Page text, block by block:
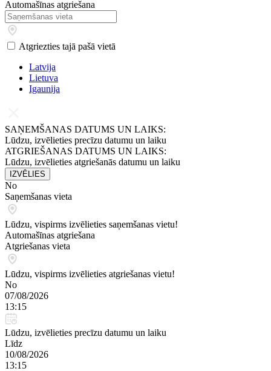
Automašīnas atgriešana
Atgriezties tajā pašā vietā
Latvijа
Lietuva
Igaunija
SAŅEMŠANAS DATUMS UN LAIKS:
Lūdzu, izvēlieties precīzu datumu un laiku
ATGRIEŠANAS DATUMS UN LAIKS:
Lūdzu, izvēlieties atgriešanās datumu un laiku
IZVĒLIES
No
Saņemšanas vieta
Lūdzu, vispirms izvēlieties saņemšanas vietu!
Automašīnas atgriešana
Atgriešanas vieta
Lūdzu, vispirms izvēlieties atgriešanas vietu!
No
07/08/2026
13:15
Lūdzu, izvēlieties precīzu datumu un laiku
Līdz
10/08/2026
13:15